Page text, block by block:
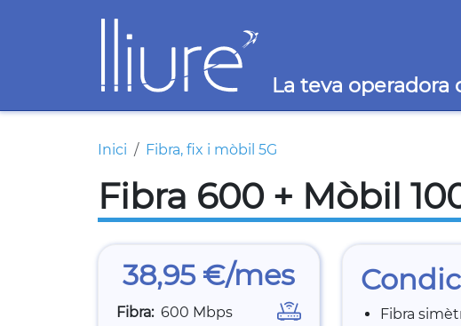
La teva
Fil d'ariadna
Inici Fibra, fix i mòbil 5G
Fibra 600 + Mòbil
38,95 €/mes
Fibra 600 Mbps
Fibra